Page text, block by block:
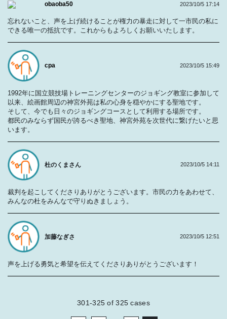
obaoba50
忘れないこと、声を上げ続けることが権力の暴走に対して一市民の私に
できる唯一の抵抗です。これからもよろしくお願いいたします。
2023/10/5 17:14
cpa
1992年に国立競技場トレーニングセンターのジョギング教室に参加して
以来、絵画館周辺の神宮外苑は私の心身を穏やかにする聖地です。
そして、今でも日々のジョギングコースとして利用する場所です。
都民のみならず国民が誇るべき聖地、神宮外苑を次世代に繋げたいと思
います。
2023/10/5 15:49
杜のくまさん
裁判を起こしてくださりありがとうございます。市民の力をあわせて、
みんなの杜をみんなで守りぬきましょう。
2023/10/5 14:11
加藤なぎさ
声を上げる勇気と希望を伝えてくださりありがとうございます！
2023/10/5 12:51
301-325 of325 cases